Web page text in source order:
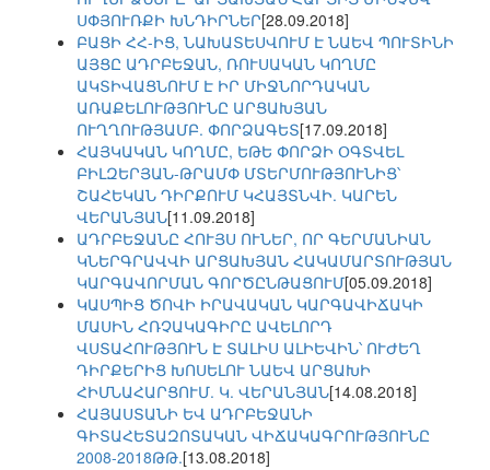
ՍՓՅՈՒՌՔԻ ԽՆԴԻՐՆԵՐ[28.09.2018]
ԲԱՑԻ ՀՀ-ԻՑ, ՆԱԽԱՏԵՍՎՈՒՄ Է ՆԱԵՎ ՊՈՒՏԻՆԻ
ԱՅՑԸ ԱԴՐԲԵՋԱՆ, ՌՈՒՍԱԿԱՆ ԿՈՂՄԸ
ԱԿՏԻՎԱՑՆՈՒՄ Է ԻՐ ՄԻՋՆՈՐԴԱԿԱՆ
ԱՌԱՔԵԼՈՒԹՅՈՒՆԸ ԱՐՑԱԽՅԱՆ
ՈՒՂՂՈՒԹՅԱՄԲ. ՓՈՐՁԱԳԵՏ[17.09.2018]
ՀԱՅԿԱԿԱՆ ԿՈՂՄԸ, ԵԹԵ ՓՈՐՁԻ ՕԳՏՎԵԼ
ԲԻԼԶԵՐՅԱՆ-ԹՐԱՄՓ ՄՏԵՐՄՈՒԹՅՈՒՆԻՑ՝
ՇԱՀԵԿԱՆ ԴԻՐՔՈՒՄ ԿՀԱՅՏՆՎԻ. ԿԱՐԵՆ
ՎԵՐԱՆՅԱՆ[11.09.2018]
ԱԴՐԲԵՋԱՆԸ ՀՈՒՅՍ ՈՒՆԵՐ, ՈՐ ԳԵՐՄԱՆԻԱՆ
ԿՆԵՐԳՐԱՎՎԻ ԱՐՑԱԽՅԱՆ ՀԱԿԱՄԱՐՏՈՒԹՅԱՆ
ԿԱՐԳԱՎՈՐՄԱՆ ԳՈՐԾԸՆԹԱՑՈՒՄ[05.09.2018]
ԿԱՍՊԻՑ ԾՈՎԻ ԻՐԱՎԱԿԱՆ ԿԱՐԳԱՎԻՃԱԿԻ
ՄԱՍԻՆ ՀՌՉԱԿԱԳԻՐԸ ԱՎԵԼՈՐԴ
ՎՍՏԱՀՈՒԹՅՈՒՆ Է ՏԱԼԻՍ ԱԼԻԵՎԻՆ՝ ՈՒԺԵՂ
ԴԻՐՔԵՐԻՑ ԽՈՍԵԼՈՒ ՆԱԵՎ ԱՐՑԱԽԻ
ՀԻՄՆԱՀԱՐՑՈՒՄ. Կ. ՎԵՐԱՆՅԱՆ[14.08.2018]
ՀԱՅԱՍՏԱՆԻ ԵՎ ԱԴՐԲԵՋԱՆԻ
ԳԻՏԱՀԵՏԱԶՈՏԱԿԱՆ ՎԻՃԱԿԱԳՐՈՒԹՅՈՒՆԸ
2008-2018ԹԹ.[13.08.2018]